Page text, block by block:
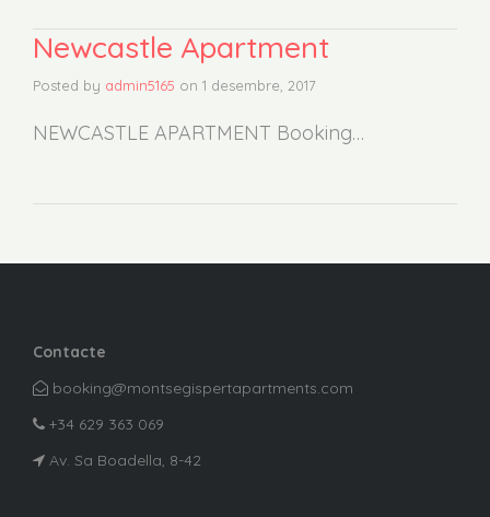
Newcastle Apartment
Posted by admin5165 on 1 desembre, 2017
NEWCASTLE APARTMENT Booking…
Contacte
booking@montsegispertapartments.com
+34 629 363 069
Av. Sa Boadella, 8-42